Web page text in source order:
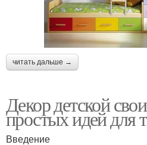
читать дальше →
Декор детской
простых идей для
Введение